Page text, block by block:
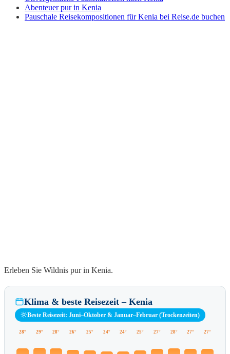
Abenteuer pur in Kenia
Pauschale Reisekompositionen für Kenia bei Reise.de buchen
Erleben Sie Wildnis pur in Kenia.
Klima & beste Reisezeit – Kenia
Beste Reisezeit: Juni–Oktober & Januar–Februar (Trockenzeiten)
28° 29° 28° 26° 25° 24° 24° 25° 27° 28° 27° 27°